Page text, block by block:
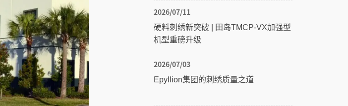
2026/07/11
硬料刺绣新突破 | 田岛TMCP-VX加强型
机型重磅升级
2026/07/03
Epyllion集团的刺绣质量之道